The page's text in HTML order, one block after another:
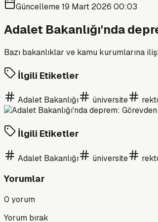
Güncelleme19 Mart 2026 00:03
Adalet Bakanlığı'nda
Bazı bakanlıklar ve kamu kurumlarına
İlgili Etiketler
Adalet Bakanlığı üniversite
İlgili Etiketler
Adalet Bakanlığı üniversite
Yorumlar
0 yorum
Yorum bırak